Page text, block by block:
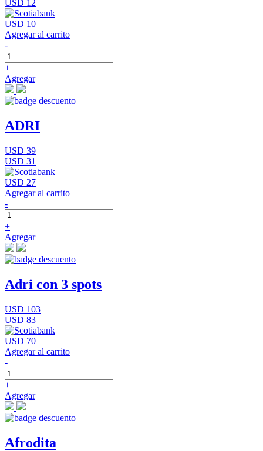
USD 12
USD 10
Agregar al carrito
-
+
Agregar
ADRI
USD 39
USD 31
USD 27
Agregar al carrito
-
+
Agregar
Adri con 3 spots
USD 103
USD 83
USD 70
Agregar al carrito
-
+
Agregar
Afrodita